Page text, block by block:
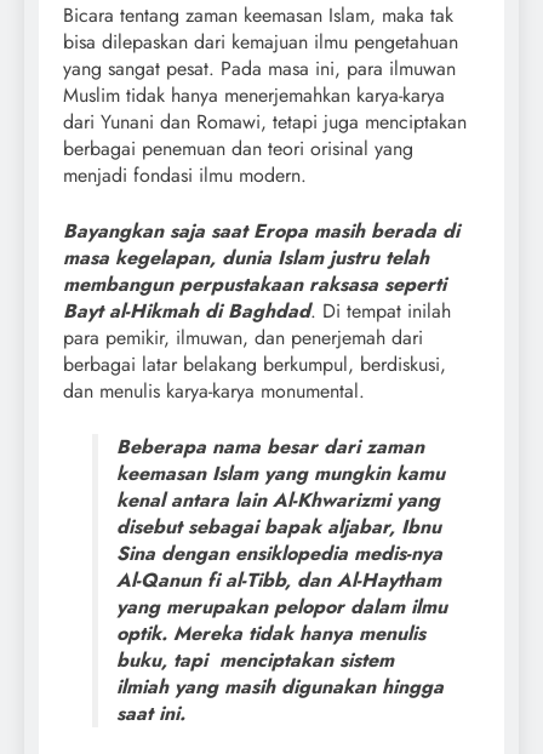
Bicara tentang zaman keemasan Islam, maka tak
bisa dilepaskan dari kemajuan ilmu pengetahuan
yang sangat pesat. Pada masa ini, para ilmuwan
Muslim tidak hanya menerjemahkan karya-karya
dari Yunani dan Romawi, tetapi juga menciptakan
berbagai penemuan dan teori orisinal yang
menjadi fondasi ilmu modern.
Bayangkan saja saat Eropa masih berada di
masa kegelapan, dunia Islam justru telah
membangun perpustakaan raksasa seperti
Bayt al-Hikmah di Baghdad. Di tempat inilah
para pemikir, ilmuwan, dan penerjemah dari
berbagai latar belakang berkumpul, berdiskusi,
dan menulis karya-karya monumental.
Beberapa nama besar dari zaman
keemasan Islam yang mungkin kamu
kenal antara lain Al-Khwarizmi yang
disebut sebagai bapak aljabar, Ibnu
Sina dengan ensiklopedia medis-nya
Al-Qanun fi al-Tibb, dan Al-Haytham
yang merupakan pelopor dalam ilmu
optik. Mereka tidak hanya menulis
buku, tapi menciptakan sistem
ilmiah yang masih digunakan hingga
saat ini.